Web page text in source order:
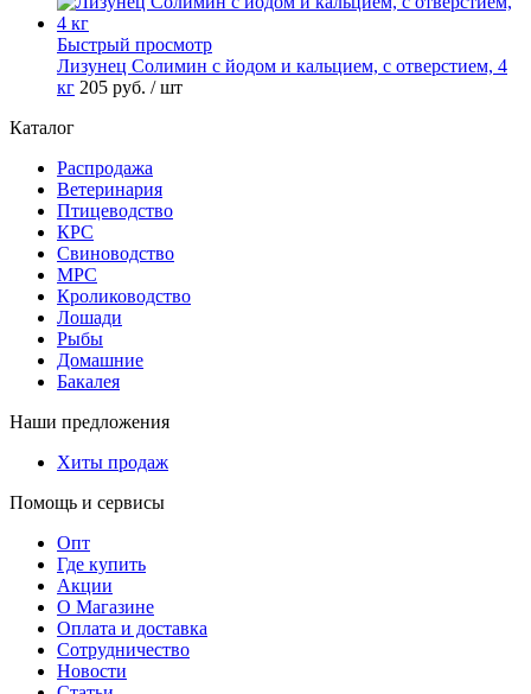
Быстрый просмотр
Лизунец Солимин с йодом и кальцием, с отверстием, 4
кг 205 руб. / шт
Каталог
Распродажа
Ветеринария
Птицеводство
КРС
Свиноводство
МРС
Кролиководство
Лошади
Рыбы
Домашние
Бакалея
Наши предложения
Хиты продаж
Помощь и сервисы
Опт
Где купить
Акции
О Магазине
Оплата и доставка
Сотрудничество
Новости